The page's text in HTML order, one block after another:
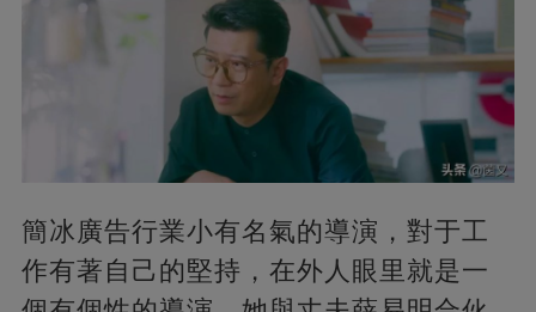
簡冰廣告行業小有名氣的導演，對于工
作有著自己的堅持，在外人眼里就是一